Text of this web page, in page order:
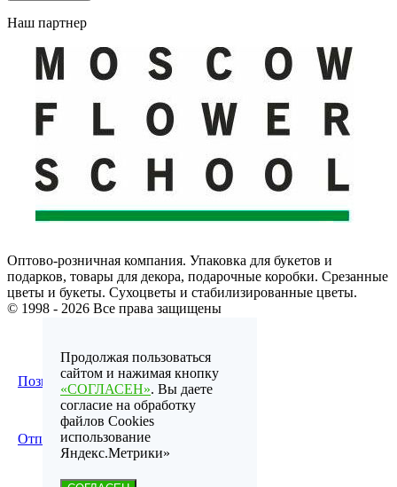
Наш партнер
Оптово-розничная компания. Упаковка для букетов и
подарков, товары для декора, подарочные коробки. Срезанные
цветы и букеты. Сухоцветы и стабилизированные цветы.
© 1998 - 2026 Все права защищены
Продолжая пользоваться
сайтом и нажимая кнопку
«СОГЛАСЕН». Вы даете
согласие на обработку
файлов Cookies
использование
Яндекс.Метрики»
Позвонить по телефону
Отправить email